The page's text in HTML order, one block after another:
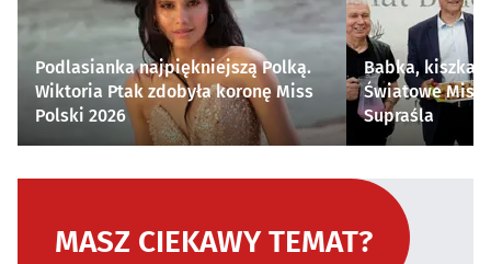
Podlasianka najpiękniejszą Polką.
Wiktoria Ptak zdobyła koronę Miss
Polski 2026
Babka, kiszka i
Światowe
Supraśla
MASZ CIEKAWY TEMAT?